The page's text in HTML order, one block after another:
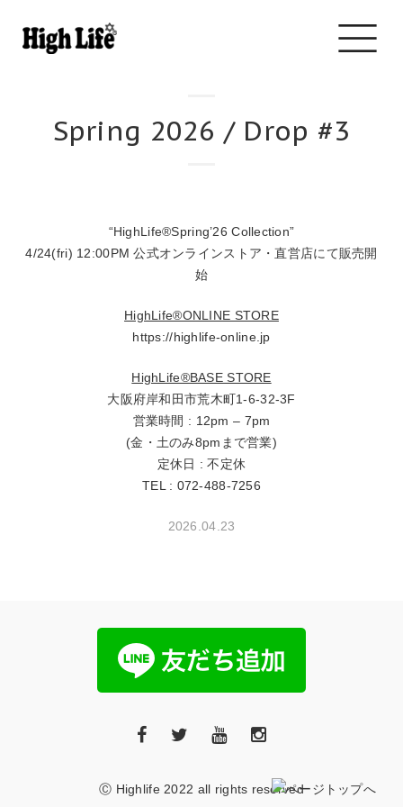
Toggle
Spring 2026 / Drop #3
“HighLife®︎Spring’26 Collection”
4/24(fri) 12:00PM 公式オンラインストア・直営店にて販売開
始
HighLife®︎ONLINE STORE
https://highlife-online.jp
HighLife®︎BASE STORE
大阪府岸和田市荒木町1-6-32-3F
営業時間 : 12pm – 7pm
(金・土のみ8pmまで営業)
定休日 : 不定休
TEL : 072-488-7256
2026.04.23
Ⓒ Highlife 2022 all rights reserved